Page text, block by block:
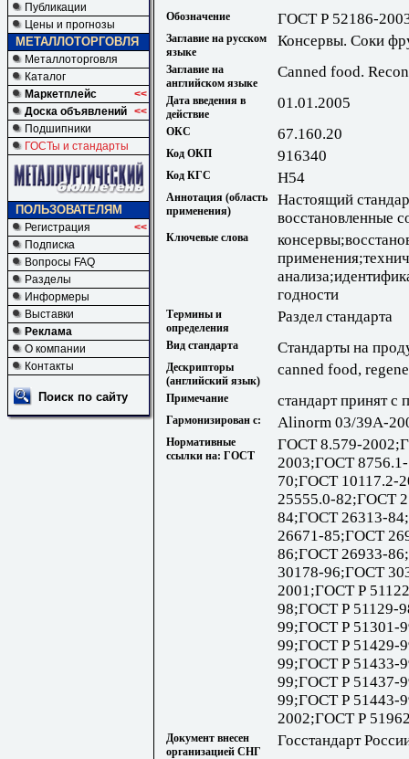
Публикации
Цены и прогнозы
МЕТАЛЛОТОРГОВЛЯ
Металлоторговля
Каталог
Маркетплейс
<<
Доска объявлений <<
Подшипники
ГОСТы и стандарты
ПОЛЬЗОВАТЕЛЯМ
Регистрация
<<
Подписка
Вопросы FAQ
Разделы
Информеры
Выставки
Реклама
О компании
Контакты
Поиск по сайту
Обозначение ГОСТ Р 52186-
Заглавие на русском
языке
Консервы. Соки
Заглавие на
английском языке
Canned food.
Дата введения в
действие
01.01.2005
ОКС 67.160.20
Код ОКП 916340
Код КГС Н54
Аннотация (область
применения)
Настоящий
восстановленные
Ключевые слова
годности
Термины и
определения
Раздел стандарта
Вид стандарта Стандарты на
Дескрипторы
(английский язык)
canned food,
Примечание стандарт принят с
Гармонизирован с: Alinorm 03/39A-
Нормативные
ссылки на: ГОСТ
ГОСТ 8.579-
2003;ГОСТ
70;ГОСТ 10117.2-
25555.0-82;ГОСТ
84;ГОСТ 26313-
26671-85;ГОСТ
86;ГОСТ 26933-
30178-96;ГОСТ
2001;ГОСТ Р
98;ГОСТ Р 51129-
99;ГОСТ Р 51301-
99;ГОСТ Р 51429-
99;ГОСТ Р 51433-
99;ГОСТ Р 51437-
99;ГОСТ Р 51443-
2002;ГОСТ Р
Документ внесен
организацией СНГ
Госстандарт